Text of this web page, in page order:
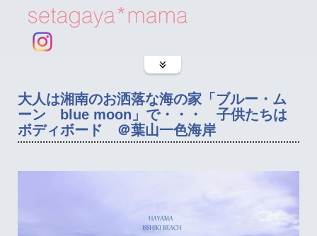
大人は湘南のお洒落な海の家「ブルー・ム
ーン blue moon」で・・・ 子供たちは
ボディボード ＠葉山一色海岸